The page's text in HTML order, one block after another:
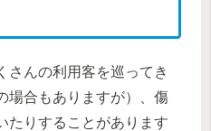
さんの利用客を巡ってき
場合もありますが）、傷
たりすることがあります